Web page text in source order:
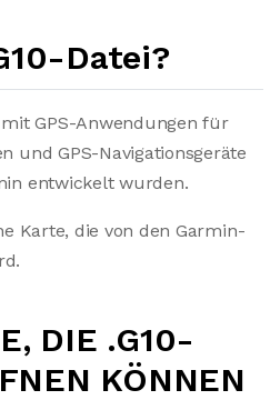
Datei?
GPS-Anwendungen für
und GPS-Navigationsgeräte
entwickelt wurden.
Karte, die von den Garmin-
DIE .G10-
KÖNNEN